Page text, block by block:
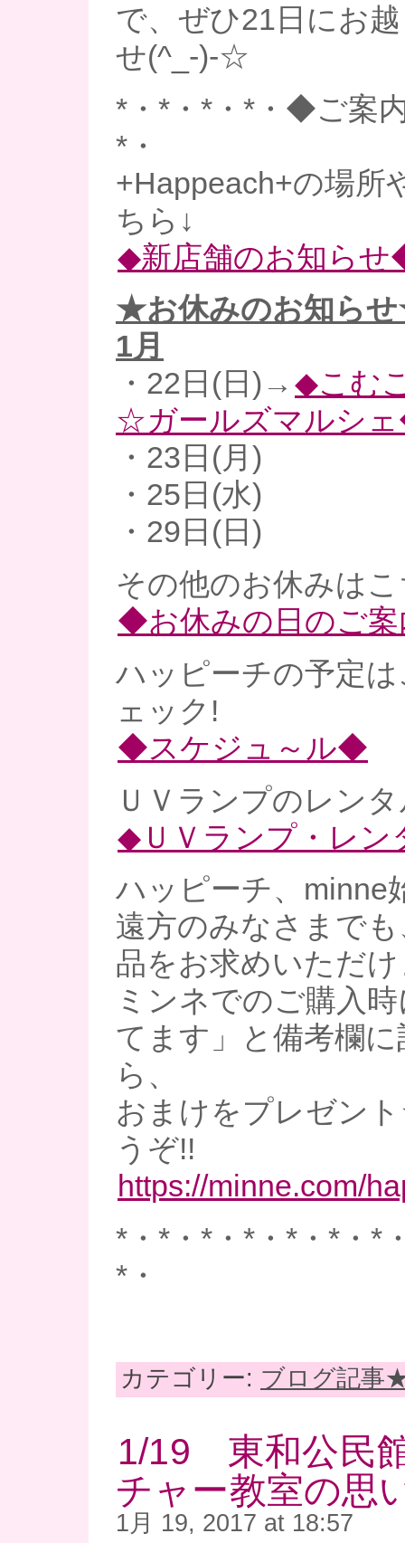
で、ぜひ21日にお
せ(^_-)-☆
*・*・*・*・◆ご案
*・
+Happeach+の場所
ちら↓
◆新店舗のお知ら
★お休みのお知ら
1月
・22日(日)→ ◆こむ
☆ガールズマルシ
・23日(月)
・25日(水)
・29日(日)
その他のお休みは
◆お休みの日のご
ハッピーチの予定
ェック!
◆スケジュ～ル◆
ＵＶランプのレン
◆ＵＶランプ・レ
ハッピーチ、minne
遠方のみなさまで
品をお求めいただ
ミンネでのご購入
てます」と備考欄
ら、
おまけをプレゼン
うぞ!!
https://minne.com/
*・*・*・*・*・*・*
*・
カテゴリー: ブログ記事
1/19 東和公民
チャー教室の思
1月 19, 2017 at 18:57